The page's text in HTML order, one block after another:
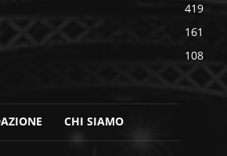
419
161
108
CHI SIAMO